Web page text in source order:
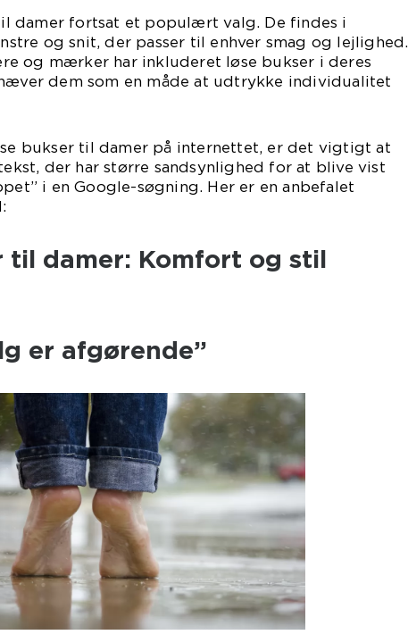
damer fortsat et populært valg. De findes i
og snit, der passer til enhver smag og lejlighed.
og mærker har inkluderet løse bukser i deres
dem som en måde at udtrykke individualitet
bukser til damer på internettet, er det vigtigt at
der har større sandsynlighed for at blive vist
i en Google-søgning. Her er en anbefalet
til damer: Komfort og stil
er afgørende”